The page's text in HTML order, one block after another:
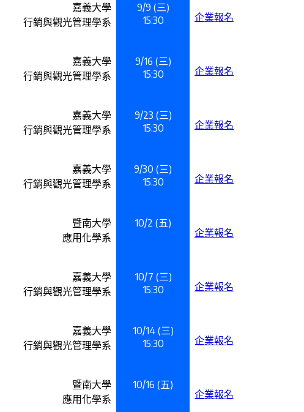
嘉義大學
行銷與觀光管理學系
9/9 (三)
15:30
企業報名
嘉義大學
行銷與觀光管理學系
9/16 (三)
15:30
企業報名
嘉義大學
行銷與觀光管理學系
9/23 (三)
15:30
企業報名
嘉義大學
行銷與觀光管理學系
9/30 (三)
15:30
企業報名
暨南大學
應用化學系
10/2 (五)
企業報名
嘉義大學
行銷與觀光管理學系
10/7 (三)
15:30
企業報名
嘉義大學
行銷與觀光管理學系
10/14 (三)
15:30
企業報名
暨南大學
應用化學系
10/16 (五)
企業報名